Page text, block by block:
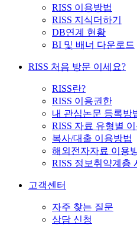
RISS 이용방법
RISS 지식더하기
DB연계 현황
BI 및 배너 다운로드
RISS 처음 방문 이세요?
RISS란?
RISS 이용권한
내 관심논문 등록방
RISS 자료 유형별
복사/대출 이용방법
해외전자자료 이용
RISS 정보취약계층
고객센터
자주 찾는 질문
상담 신청